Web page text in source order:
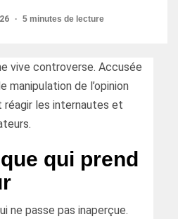
5 minutes de lecture
vive controverse. Accusée
de l’opinion
réagir les internautes et
qui prend
ne passe pas inaperçue.